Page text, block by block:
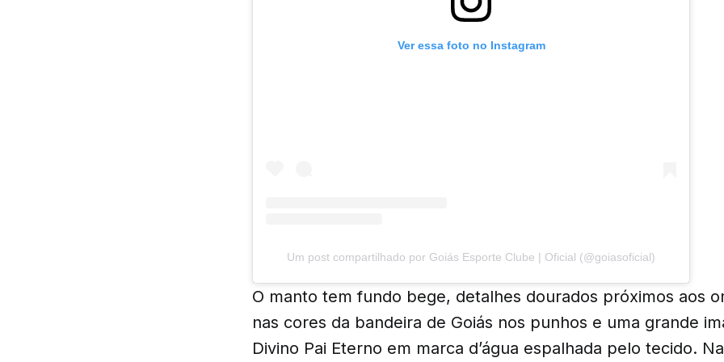
Ver essa foto no Instagram
Um post compartilhado por Goiás Esporte Clube | Oficial (@goiasoficial)
O manto tem fundo bege, detalhes dourados próximos aos
nas cores da bandeira de Goiás nos punhos e uma grande
Divino Pai Eterno em marca d’água espalhada pelo tecido.